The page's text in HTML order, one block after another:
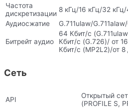
Частота
дискретизации 8 кГц/16 кГц/32
Аудиосжатие
G.711ulaw/
Битрейт аудио
64 Кбит/с
Кбит/с (G.726)/ от
Кбит/с (MP2L2)/от
Сеть
API
Открытый
(PROFILE S,